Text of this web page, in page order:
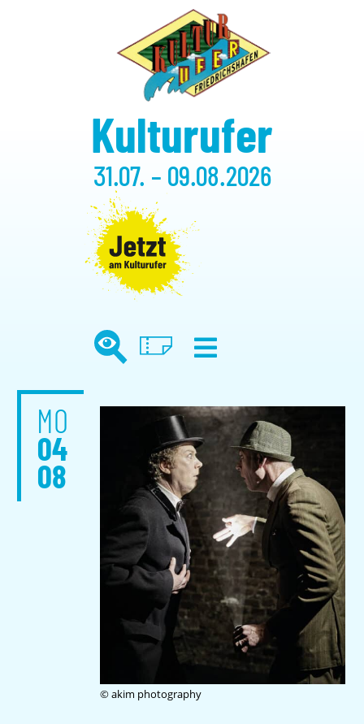
Kulturufer
31.07. – 09.08.2026
MO
04
08
© akim photography